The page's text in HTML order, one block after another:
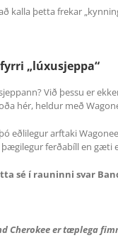
kalla þetta frekar
„lúxusjeppa“
Við þessu er
hér, heldur með
eðlilegur arftaki
þægilegur ferðabíll en
sé í rauninni svar
Cherokee er tæplega